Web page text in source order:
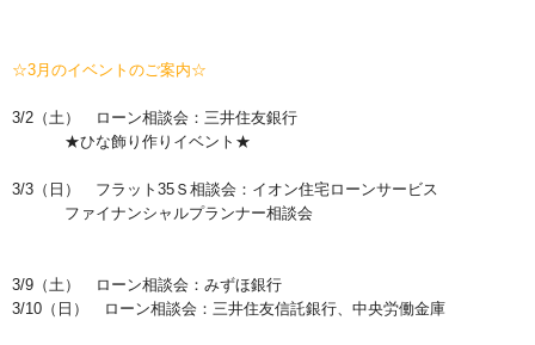
☆3月のイベントのご案内☆
3/2（土） ローン相談会：三井住友銀行
★ひな飾り作りイベント★
3/3（日） フラット35Ｓ相談会：イオン住宅ローンサービス
ファイナンシャルプランナー相談会
3/9（土） ローン相談会：みずほ銀行
3/10（日） ローン相談会：三井住友信託銀行、中央労働金庫